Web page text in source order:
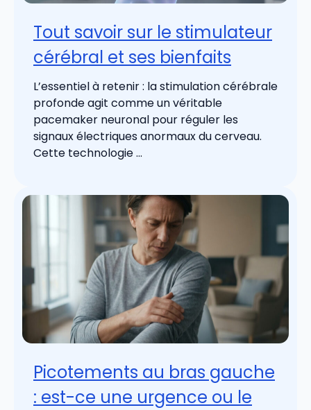
Tout savoir sur le stimulateur
cérébral et ses bienfaits
L’essentiel à retenir : la stimulation cérébrale
profonde agit comme un véritable
pacemaker neuronal pour réguler les
signaux électriques anormaux du cerveau.
Cette technologie ...
Picotements au bras gauche
: est-ce une urgence ou le